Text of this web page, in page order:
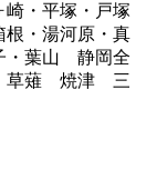
崎・平塚・戸塚
・湯河原・真
葉山 静岡全
薙 焼津 三